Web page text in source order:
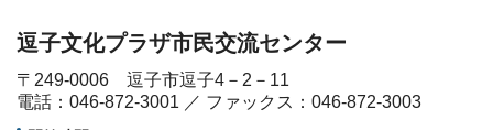
逗子文化プラザ市民交流センター
〒249-0006 逗子市逗子4－2－11
電話：046-872-3001 ／ ファックス：046-872-3003